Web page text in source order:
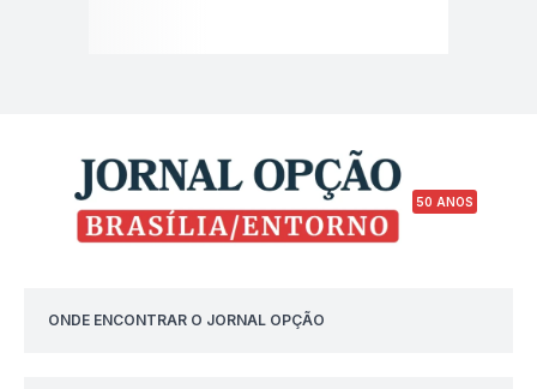
50 ANOS
ONDE ENCONTRAR O JORNAL OPÇÃO